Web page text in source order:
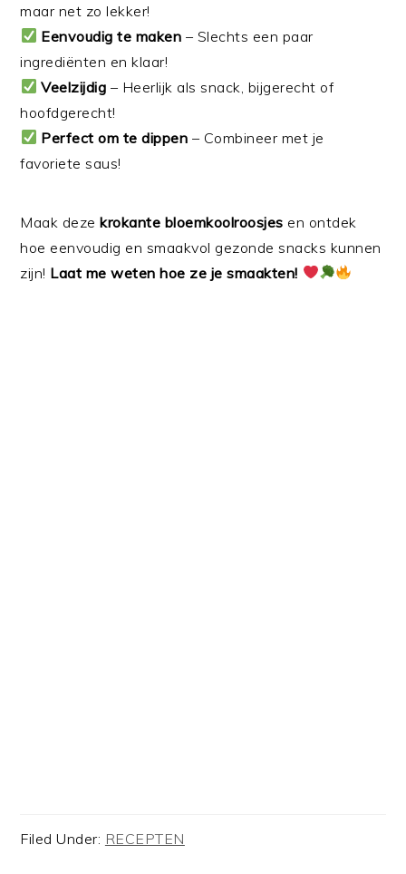
maar net zo lekker!
Eenvoudig te maken – Slechts een paar
ingrediënten en klaar!
Veelzijdig – Heerlijk als snack, bijgerecht of
hoofdgerecht!
Perfect om te dippen – Combineer met je
favoriete saus!
Maak dezekrokante bloemkoolroosjes en ontdek
hoe eenvoudig en smaakvol gezonde snacks kunnen
zijn! Laat me weten hoe ze je smaakten!
Filed Under: RECEPTEN